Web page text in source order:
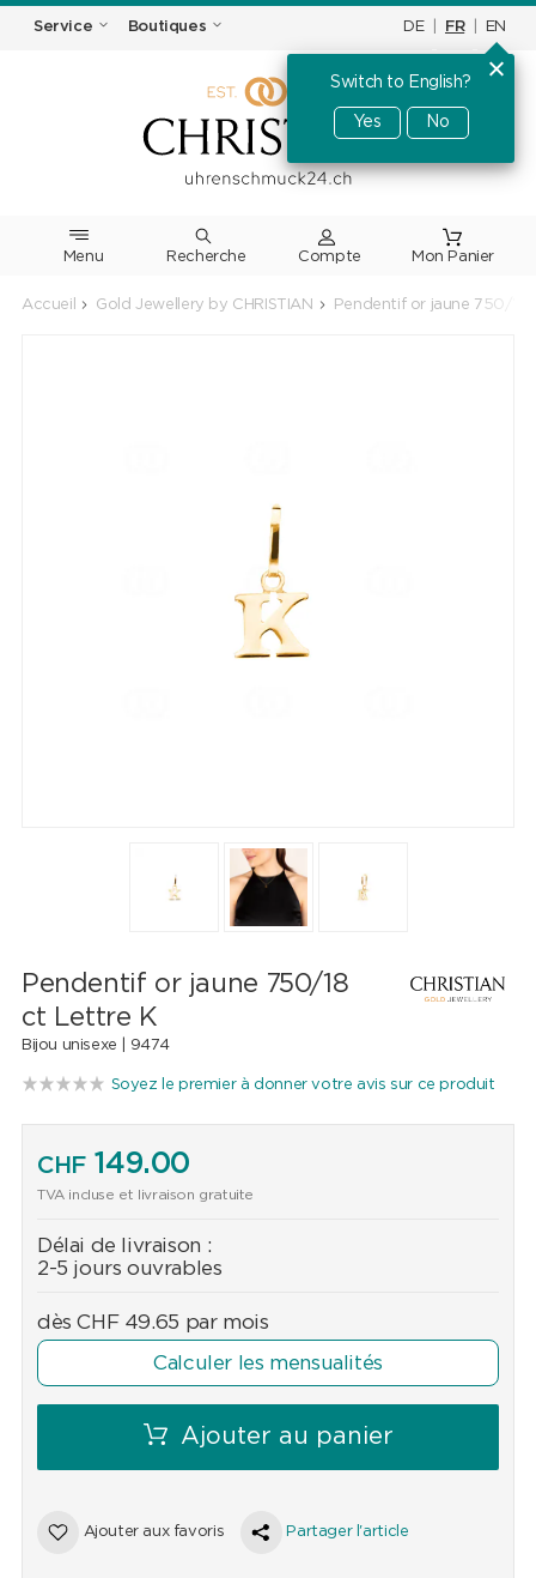
Service Boutiques DE FR EN
Switch to English?
Yes No
Menu Recherche
Accueil Gold Jewellery by CHRISTIAN Pendentif or jaune 750/18
Pendentif or jaune 750/18
ct Lettre K
Bijou unisexe | 9474
Soyez le premier à donner votre avis sur ce produit
CHF149.00
TVA incluse et livraison gratuite
Délai de livraison :
2-5 jours ouvrables
dèsCHF 49.65 par mois
Calculer les mensualités
Ajouter au panier
Ajouter aux favoris Partager l'article